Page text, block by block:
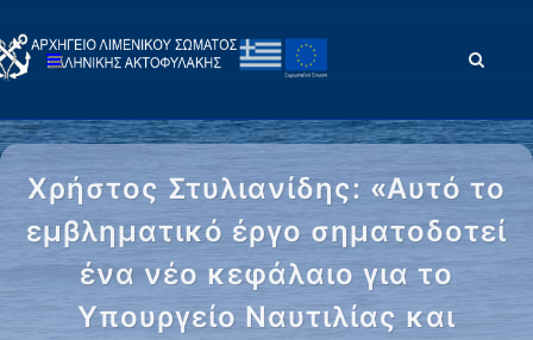
Χρήστος Στυλιανίδης: «Αυτό το
εμβληματικό έργο σηματοδοτεί
ένα νέο κεφάλαιο για το
Υπουργείο Ναυτιλίας και